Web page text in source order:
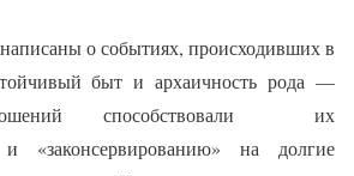
о событиях, происходивших в
быт и архаичность рода —
способствовали их
и «законсервированию» на долгие